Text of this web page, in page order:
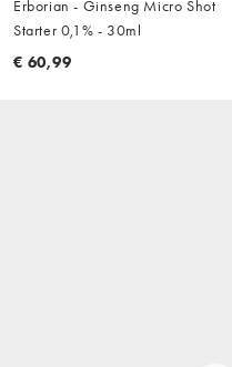
Erborian - Ginseng Micro Shot
Starter 0,1% - 30ml
€ 60,99